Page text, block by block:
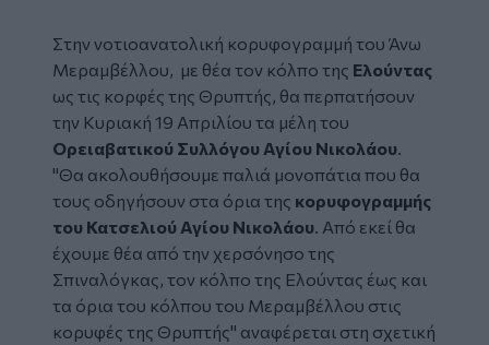
Στην νοτιοανατολική κορυφογραμμή του Άνω
Μεραμβέλλου, με θέα τον κόλπο της Ελούντας
ως τις κορφές της Θρυπτής, θα περπατήσουν
την Κυριακή 19 Απριλίου τα μέλη του
Ορειαβατικού Συλλόγου Αγίου Νικολάου.
"Θα ακολουθήσουμε παλιά μονοπάτια που θα
τους οδηγήσουν στα όρια της κορυφογραμμής
του Κατσελιού Αγίου Νικολάου. Από εκεί θα
έχουμε θέα από την χερσόνησο της
Σπιναλόγκας, τον κόλπο της Ελούντας έως και
τα όρια του κόλπου του Μεραμβέλλου στις
κορυφές της Θρυπτής" αναφέρεται στη σχετική